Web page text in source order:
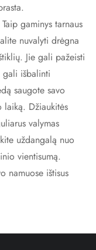
gaminys tarnaus
nuvalyti drėgna
Jie gali pažeisti
gali išbalinti
saugote savo
laiką. Džiaukitės
valymas
uždangalą nuo
vientisumą.
namuose ištisus